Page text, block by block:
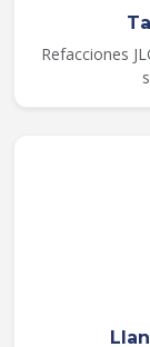
Refacciones